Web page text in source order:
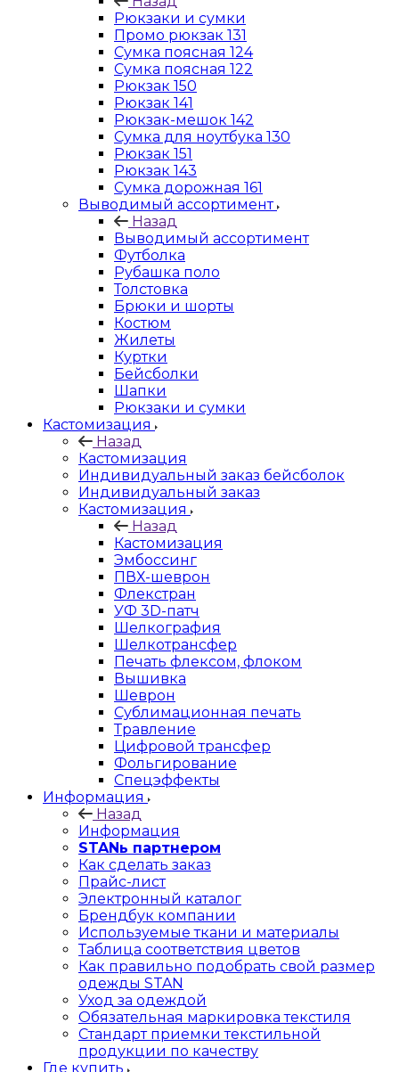
Рюкзаки и сумки
Промо рюкзак 131
Сумка поясная 124
Сумка поясная 122
Рюкзак 150
Рюкзак 141
Рюкзак-мешок 142
Сумка для ноутбука 130
Рюкзак 151
Рюкзак 143
Сумка дорожная 161
Выводимый ассортимент
Назад
Выводимый ассортимент
Футболка
Рубашка поло
Толстовка
Брюки и шорты
Костюм
Жилеты
Куртки
Бейсболки
Шапки
Рюкзаки и сумки
Кастомизация
Назад
Кастомизация
Индивидуальный заказ бейсболок
Индивидуальный заказ
Кастомизация
Назад
Кастомизация
Эмбоссинг
ПВХ-шеврон
Флекстран
УФ 3D-патч
Шелкография
Шелкотрансфер
Печать флексом, флоком
Вышивка
Шеврон
Сублимационная печать
Травление
Цифровой трансфер
Фольгирование
Спецэффекты
Информация
Назад
Информация
STANь партнером
Как сделать заказ
Прайс-лист
Электронный каталог
Брендбук компании
Используемые ткани и материалы
Таблица соответствия цветов
Как правильно подобрать свой размер
одежды STAN
Уход за одеждой
Обязательная маркировка текстиля
Стандарт приемки текстильной
продукции по качеству
Где купить